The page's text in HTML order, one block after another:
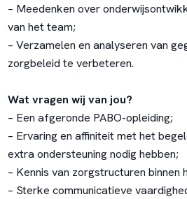
– Meedenken over
van het team;
– Verzamelen en analyseren van
zorgbeleid te verbeteren.
Wat vragen wij van jou?
– Een afgeronde PABO-opleiding;
– Ervaring en affiniteit met het
extra ondersteuning nodig hebben;
– Kennis van zorgstructuren binnen
– Sterke communicatieve